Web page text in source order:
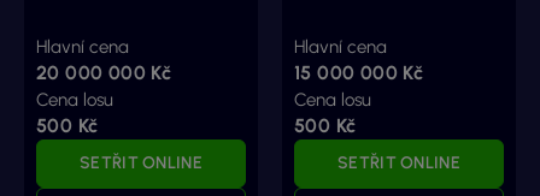
Hlavní cena
20 000 000 Kč
Cena losu
500 Kč
SETŘIT ONLINE
Hlavní cena
15 000 000 Kč
Cena losu
500 Kč
SETŘIT ONLINE